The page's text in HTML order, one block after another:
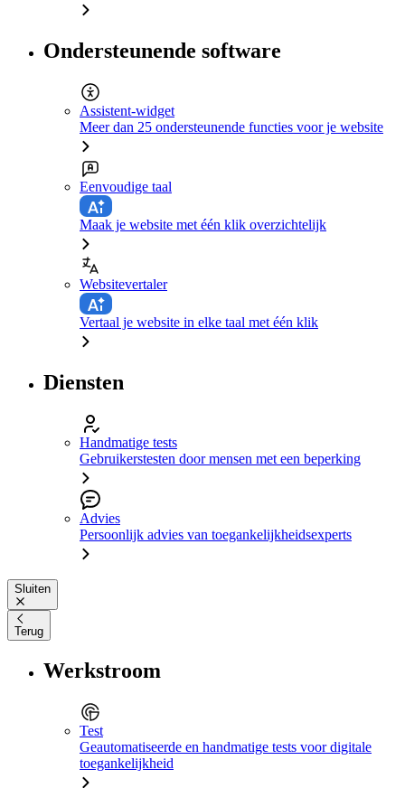
Ondersteunende software
Assistent-widget
Meer dan 25 ondersteunende functies voor je website
Eenvoudige taal
Maak je website met één klik overzichtelijk
Websitevertaler
Vertaal je website in elke taal met één klik
Diensten
Handmatige tests
Gebruikerstesten door mensen met een beperking
Advies
Persoonlijk advies van toegankelijkheidsexperts
Sluiten
Terug
Werkstroom
Test
Geautomatiseerde en handmatige tests voor digitale
toegankelijkheid